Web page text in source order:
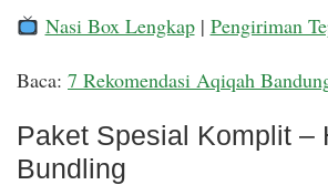
Nasi Box Lengkap| Pengiriman
Baca: 7 Rekomendasi Aqiqah
Paket Spesial Komplit –
Bundling